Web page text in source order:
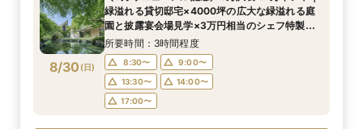
8/29(土)
8:30〜
8:45〜
9:00〜
13:30〜
14:00〜
フェアを予約
8/29(土)
8:30〜
8:45〜
9:00〜
13:30〜
14:00〜
フェアを予約
8/29(土)
8:30〜
8:45〜
9:00〜
13:30〜
14:00〜
フェアを予約
8/29(土)
8:30〜
8:45〜
9:00〜
13:30〜
14:00〜
フェアを予約
8/29(土)
8:30〜
8:45〜
9:00〜
13:30〜
14:00〜
フェアを予約
8/30 (日)
緑溢れる貸切邸宅×4000坪の広大な緑溢れる庭
園と披露宴会場見学×3万円相当のシェフ特製国
産牛無料試食×心配な見積りもシュミレーション
相談
所要時間：3時間程度
8:30〜
9:00〜
13:30〜
14:00〜
17:00〜